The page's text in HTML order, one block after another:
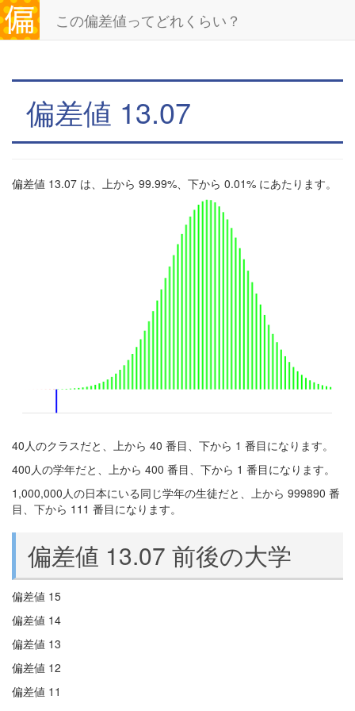
この偏差値ってどれくらい？
偏差値 13.07
偏差値 13.07 は、上から 99.99%、下から 0.01% にあたります。
40人のクラスだと、上から 40 番目、下から 1 番目になります。
400人の学年だと、上から 400 番目、下から 1 番目になります。
1,000,000人の日本にいる同じ学年の生徒だと、上から 999890 番
目、下から 111 番目になります。
偏差値 13.07 前後の大学
偏差値 15
偏差値 14
偏差値 13
偏差値 12
偏差値 11